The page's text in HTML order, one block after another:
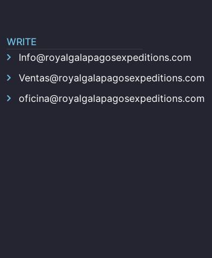
WRITE
Info@royalgalapagosexpeditions.com
Ventas@royalgalapagosexpeditions.com
oficina@royalgalapagosexpeditions.com